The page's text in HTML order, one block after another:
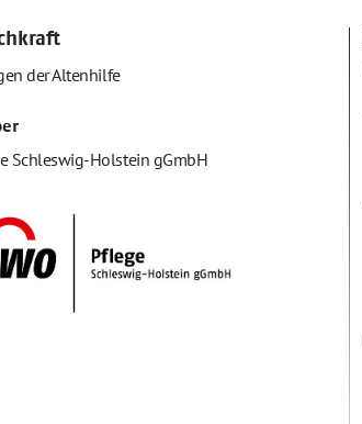
der Altenhilfe
Schleswig-Holstein gGmbH